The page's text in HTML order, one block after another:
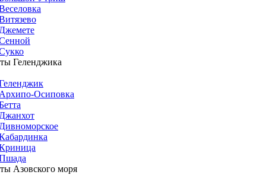
Геленджика
Осиповка
Азовского моря